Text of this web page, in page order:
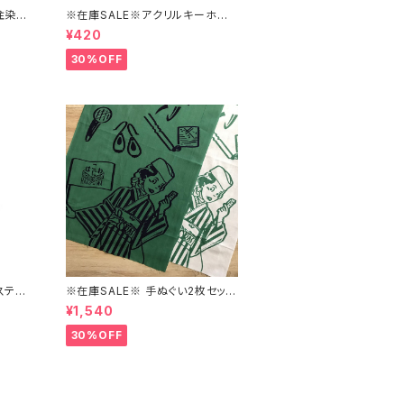
手
※在庫SALE※アクリルキーホル
ダー【はこにわ】
¥420
30%OFF
ッ
※在庫SALE※ 手ぬぐい2枚セット
【はこにわ】
¥1,540
30%OFF